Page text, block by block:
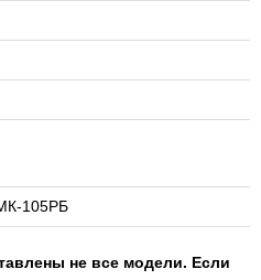
105РБ
не все модели. Если